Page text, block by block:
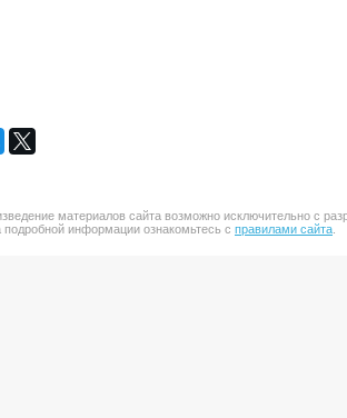
материалов сайта возможно исключительно с
подробной информации ознакомьтесь с правилами сайта